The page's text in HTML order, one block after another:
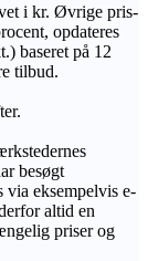
i kr. Øvrige pris-
opdateres
baseret på 12
tilbud.
besøgt
via eksempelvis e-
altid en
priser og